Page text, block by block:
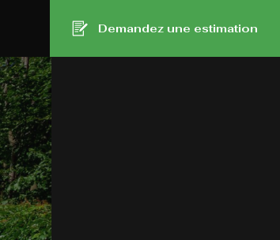
Demandez une estimation